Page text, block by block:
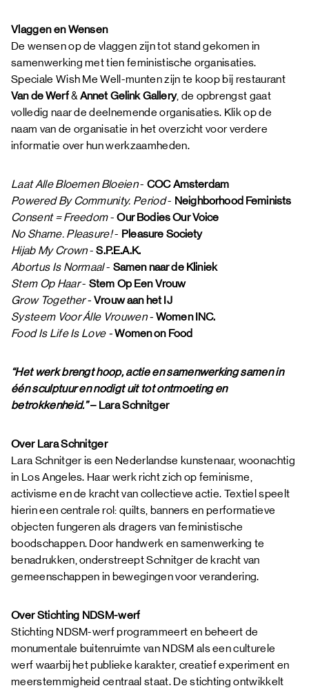
Vlaggen en Wensen
De wensen op de vlaggen zijn tot stand gekomen in
samenwerking met tien feministische organisaties.
Speciale Wish Me Well-munten zijn te koop bij restaurant
Van de Werf&Annet Gelink Gallery, de opbrengst gaat
volledig naar de deelnemende organisaties. Klik op de
naam van de organisatie in het overzicht voor verdere
informatie over hun werkzaamheden.
Laat Alle Bloemen Bloeien- COC Amsterdam
Powered By Community. Period- Neighborhood Feminists
Consent = Freedom-Our Bodies Our Voice
No Shame. Pleasure!- Pleasure Society
Hijab My Crown-S.P.E.A.K.
Abortus Is Normaal- Samen naar de Kliniek
Stem Op Haar- Stem Op Een Vrouw
Grow Together -Vrouw aan het IJ
Systeem Voor Álle Vrouwen - Women INC.
Food Is Life Is Love -Women on Food
“Het werk brengt hoop, actie en samenwerking samen in
één sculptuur en nodigt uit tot ontmoeting en
betrokkenheid.”– Lara Schnitger
Over Lara Schnitger
Lara Schnitger is een Nederlandse kunstenaar, woonachtig
in Los Angeles. Haar werk richt zich op feminisme,
activisme en de kracht van collectieve actie. Textiel speelt
hierin een centrale rol: quilts, banners en performatieve
objecten fungeren als dragers van feministische
boodschappen. Door handwerk en samenwerking te
benadrukken, onderstreept Schnitger de kracht van
gemeenschappen in bewegingen voor verandering.
Over Stichting NDSM-werf
Stichting NDSM-werf programmeert en beheert de
monumentale buitenruimte van NDSM als een culturele
werf waarbij het publieke karakter, creatief experiment en
meerstemmigheid centraal staat. De stichting ontwikkelt